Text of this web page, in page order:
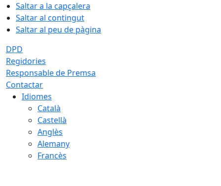
Saltar a la capçalera
Saltar al contingut
Saltar al peu de pàgina
DPD
Regidories
Responsable de Premsa
Contactar
Idiomes
Català
Castellà
Anglès
Alemany
Francès